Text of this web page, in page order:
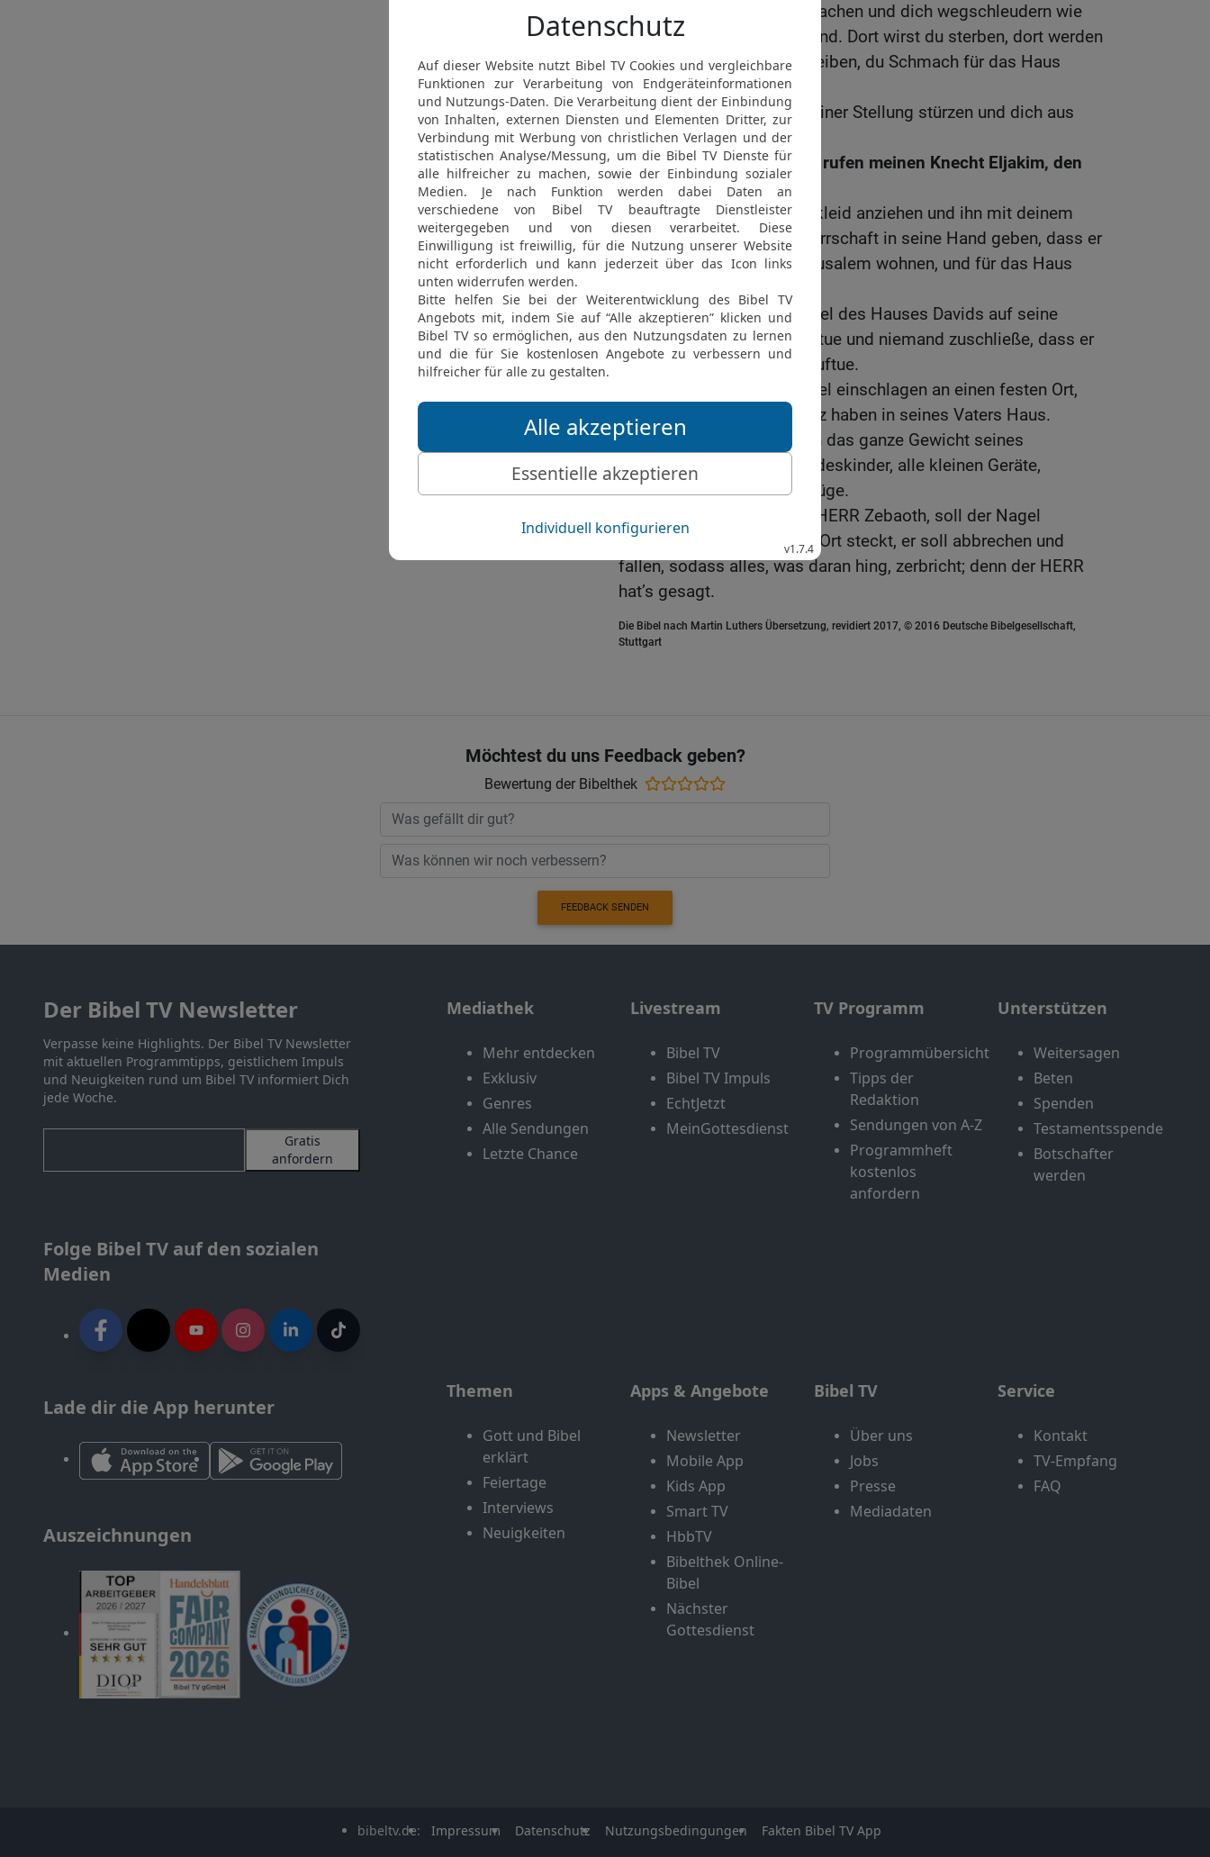
und dich zum Knäuel machen und dich wegschleudern wie
eine Kugel in ein weites Land. Dort wirst du sterben, dort werden
deine kostbaren Wagen bleiben, du Schmach für das Haus
deines Herrn!
19 Und ich will dich aus deiner Stellung stürzen und dich aus
deinem Amt stoßen.
20 Und zu der Zeit will ich rufen meinen Knecht Eljakim, den
Sohn Hilkijas,
21 und will ihm dein Amtskleid anziehen und ihn mit deinem
Gürtel gürten und deine Herrschaft in seine Hand geben, dass er
Vater sei für die, die in Jerusalem wohnen, und für das Haus
22 Und ich will die Schlüssel des Hauses Davids auf seine
Schulter legen, dass er auftue und niemand zuschließe, dass er
zuschließe und niemand auftue.
Und ich will ihn als Nagel einschlagen an einen festen Ort,
und er soll einen Ehrenplatz haben in seines Vaters Haus.
24 An ihn wird man hängen das ganze Gewicht seines
Vaterhauses, Kind und Kindeskinder, alle kleinen Geräte,
Trinkgefäße und allerlei Krüge.
Zu der Zeit, spricht der HERR Zebaoth, soll der Nagel
nachgeben, der am festen Ort steckt, er soll abbrechen und
fallen, sodass alles, was daran hing, zerbricht; denn der HERR
hat’s gesagt.
Die Bibel nach Martin Luthers Übersetzung, revidiert 2017, © 2016 Deutsche Bibelgesellschaft,
Stuttgart
Möchtest du uns Feedback geben?
Bewertung der Bibelthek
FEEDBACK SENDEN
Der Bibel TV Newsletter
Verpasse keine Highlights. Der Bibel TV Newsletter
mit aktuellen Programmtipps, geistlichem Impuls
und Neuigkeiten rund um Bibel TV informiert Dich
jede Woche.
Gratis
anfordern
Folge Bibel TV auf den sozialen
Medien
Lade dir die App herunter
Auszeichnungen
Mediathek
Mehr entdecken
Exklusiv
Genres
Alle Sendungen
Letzte Chance
Livestream
Bibel TV
Bibel TV Impuls
EchtJetzt
MeinGottesdienst
TV Programm
Programmübersicht
Tipps der
Redaktion
Sendungen von A-Z
Programmheft
kostenlos
anfordern
Unterstützen
Weitersagen
Beten
Spenden
Testamentsspende
Botschafter
werden
Themen
Gott und Bibel
erklärt
Feiertage
Interviews
Neuigkeiten
Apps & Angebote
Newsletter
Mobile App
Kids App
Smart TV
HbbTV
Bibelthek Online-
Bibel
Nächster
Gottesdienst
Bibel TV
Über uns
Jobs
Presse
Mediadaten
Service
Kontakt
TV-Empfang
FAQ
bibeltv.de: Impressum Datenschutz Nutzungsbedingungen Fakten Bibel TV App